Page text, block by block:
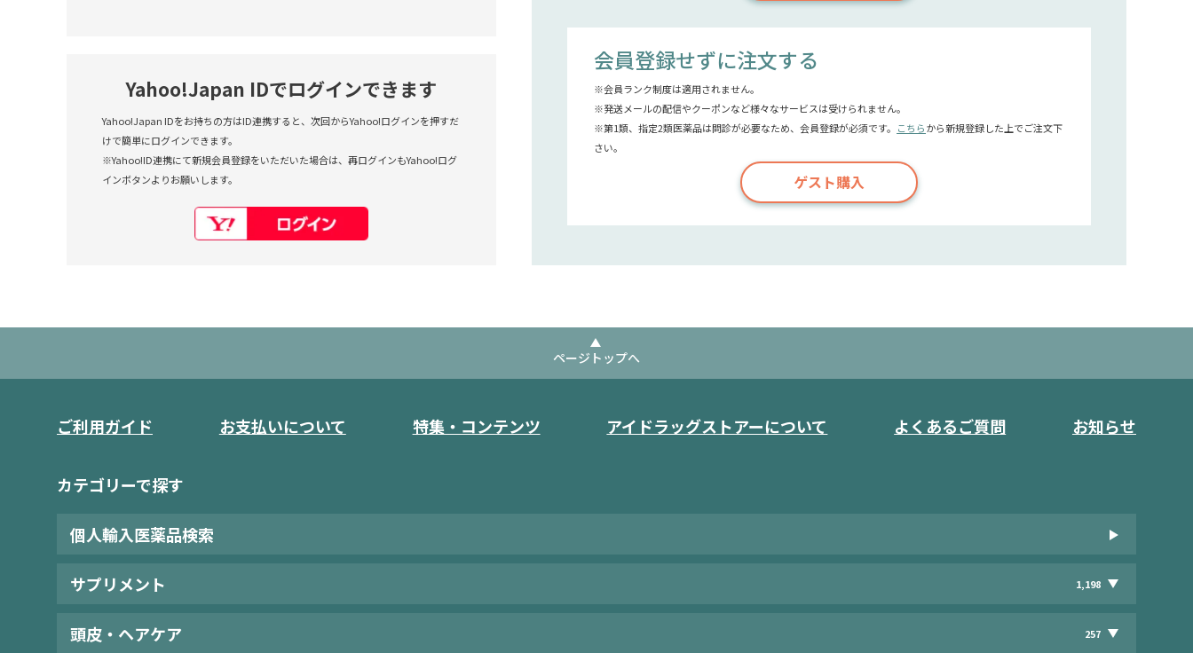
Yahoo!Japan IDでログインできます
Yahoo!Japan IDをお持ちの方はID連携すると、次回からYahoo!ログインを押すだ
けで簡単にログインできます。
※Yahoo!ID連携にて新規会員登録をいただいた場合は、再ログインもYahoo!ログ
インボタンよりお願いします。
会員登録せずに注文する
※会員ランク制度は適用されません。
※発送メールの配信やクーポンなど様々なサービスは受けられません。
※第1類、指定2類医薬品は問診が必要なため、会員登録が必須です。 こちらから新規登録した上でご注文下
さい。
ゲスト購入
ページトップへ
ご利用ガイド お支払いについて 特集・コンテンツ アイドラッグストアーについて よくあるご質問 お知らせ
カテゴリーで探す
個人輸入医薬品検索
サプリメント 1,198
頭皮・ヘアケア 257